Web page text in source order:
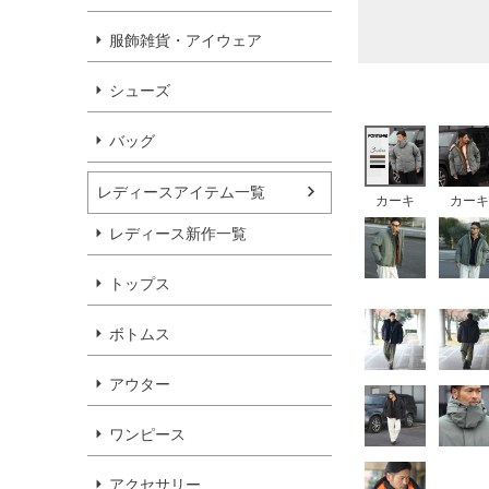
服飾雑貨・アイウェア
シューズ
バッグ
レディースアイテム一覧
レディース新作一覧
トップス
ボトムス
アウター
ワンピース
アクセサリー
カーキ カーキ